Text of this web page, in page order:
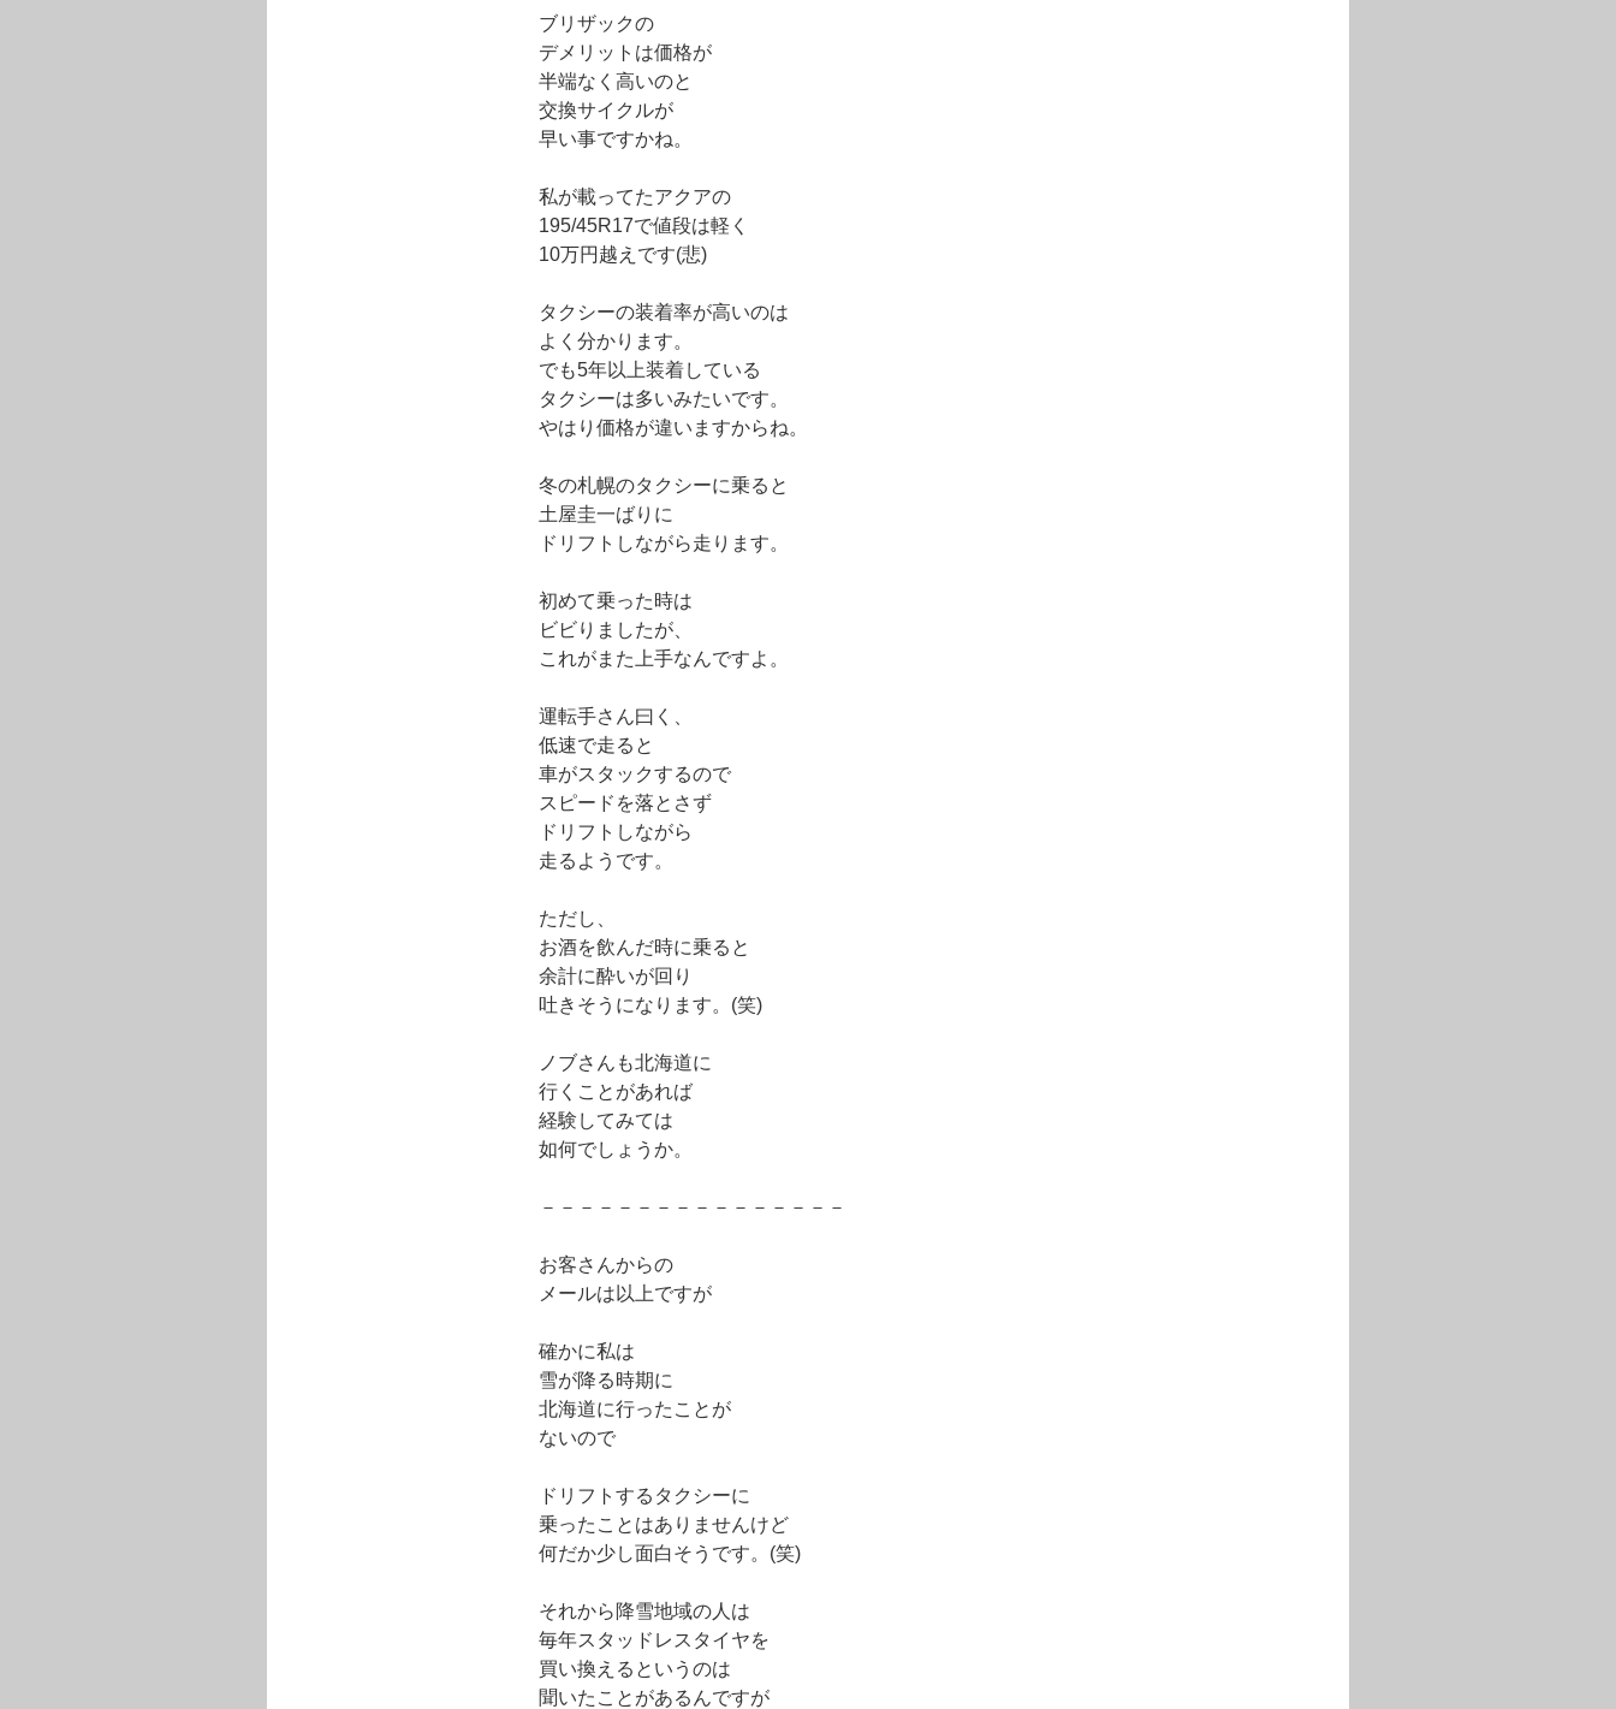
ブリザックの
デメリットは価格が
半端なく高いのと
交換サイクルが
早い事ですかね。
私が載ってたアクアの
195/45R17で値段は軽く
10万円越えです(悲)
タクシーの装着率が高いのは
よく分かります。
でも5年以上装着している
タクシーは多いみたいです。
やはり価格が違いますからね。
冬の札幌のタクシーに乗ると
土屋圭一ばりに
ドリフトしながら走ります。
初めて乗った時は
ビビりましたが、
これがまた上手なんですよ。
運転手さん曰く、
低速で走ると
車がスタックするので
スピードを落とさず
ドリフトしながら
走るようです。
ただし、
お酒を飲んだ時に乗ると
余計に酔いが回り
吐きそうになります。(笑)
ノブさんも北海道に
行くことがあれば
経験してみては
如何でしょうか。
－－－－－－－－－－－－－－－－
お客さんからの
メールは以上ですが
確かに私は
雪が降る時期に
北海道に行ったことが
ないので
ドリフトするタクシーに
乗ったことはありませんけど
何だか少し面白そうです。(笑)
それから降雪地域の人は
毎年スタッドレスタイヤを
買い換えるというのは
聞いたことがあるんですが